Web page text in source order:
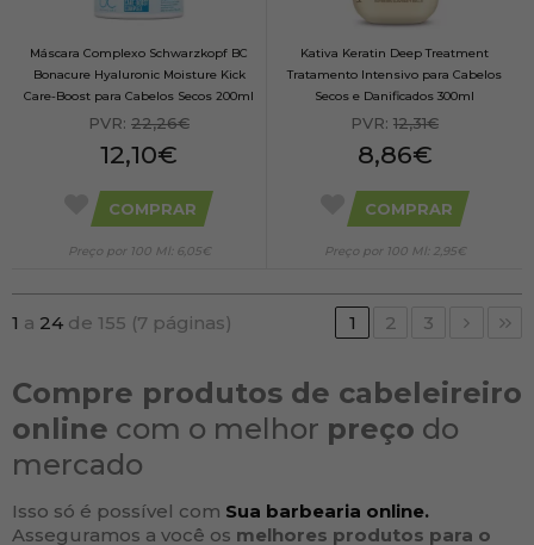
Máscara Complexo Schwarzkopf BC
Bonacure Hyaluronic Moisture Kick
Care-Boost para Cabelos Secos 200ml
PVR: 22,26€
12,10€
COMPRAR
Preço por 100 Ml: 6,05€
Kativa Keratin Deep Treatment
Tratamento Intensivo para Cabelos
Secos e Danificados 300ml
PVR: 12,31€
8,86€
COMPRAR
Preço por 100 Ml: 2,95€
1 a 24 de 155 (7 páginas) 1 2 3
Compre produtos de cabeleireiro
online com o melhor preço do
mercado
Isso só é possível com Sua barbearia online.
Asseguramos a você os melhores produtos para o